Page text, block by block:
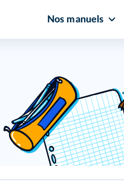
Nos manuels